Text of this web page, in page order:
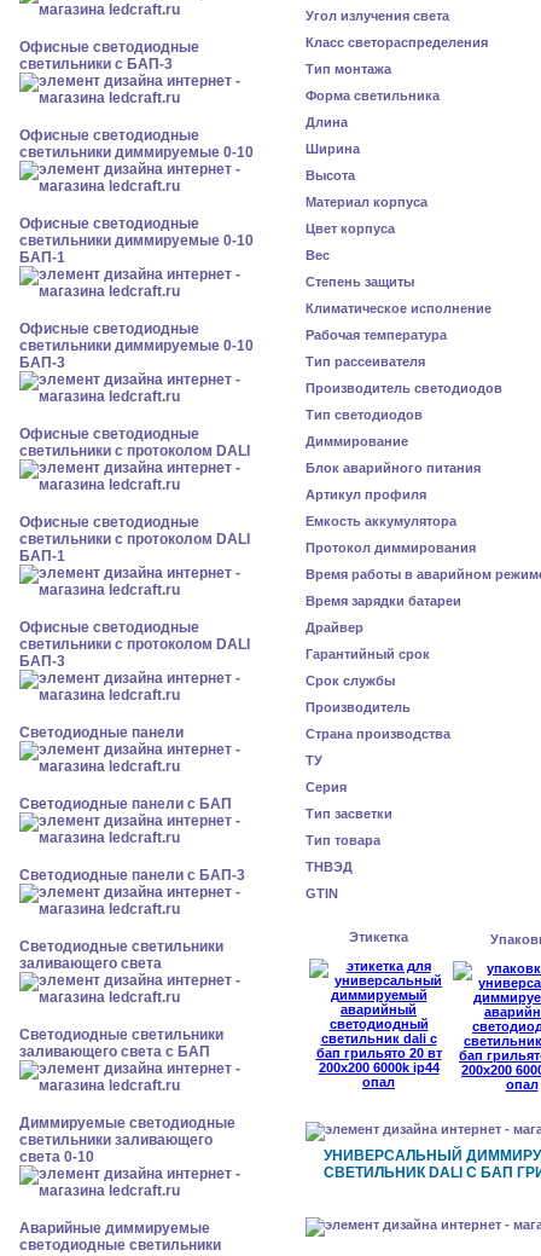
Офисные светодиодные
светильники с БАП-3
Офисные светодиодные
светильники диммируемые 0-10
Офисные светодиодные
светильники диммируемые 0-10
БАП-1
Офисные светодиодные
светильники диммируемые 0-10
БАП-3
Офисные светодиодные
светильники с протоколом DALI
Офисные светодиодные
светильники с протоколом DALI
БАП-1
Офисные светодиодные
светильники с протоколом DALI
БАП-3
Cветодиодные панели
Cветодиодные панели с БАП
Cветодиодные панели с БАП-3
Светодиодные светильники
заливающего света
Светодиодные светильники
заливающего света с БАП
Диммируемые светодиодные
светильники заливающего
света 0-10
Аварийные диммируемые
светодиодные светильники
Угол излучения света
Класс светораспределения
Тип монтажа
Форма светильника
Длина
Ширина
Высота
Материал корпуса
Цвет корпуса
Вес
Степень защиты
Климатическое исполнение
Рабочая температура
Тип рассеивателя
Производитель светодиодов
Тип светодиодов
Диммирование
Блок аварийного питания
Артикул профиля
Емкость аккумулятора
Протокол диммирования
Время работы в аварийном
Время зарядки батареи
Драйвер
Гарантийный срок
Срок службы
Производитель
Страна производства
ТУ
Серия
Тип засветки
Тип товара
ТНВЭД
GTIN
Этикетка
УНИВЕРСАЛЬНЫЙ
СВЕТИЛЬНИК DALI С БАП